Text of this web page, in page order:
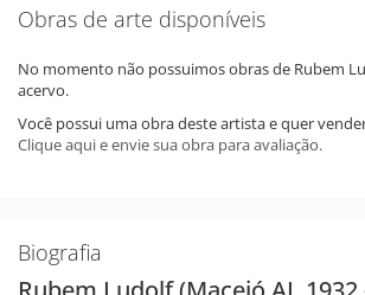
Obras de arte disponíveis
No momento não possuimos obras de Rubem
acervo.
Você possui uma obra deste artista e quer
Clique aqui e envie sua obra para avaliação.
Biografia